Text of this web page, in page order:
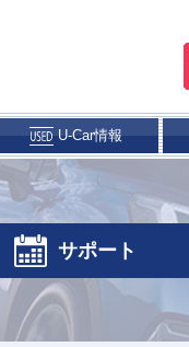
大分東店 別府店
U-Car情報
サポート